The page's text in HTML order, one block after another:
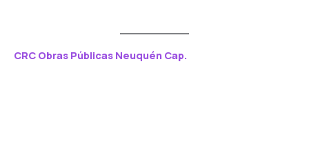
CRC Obras Públicas Neuquén Cap.